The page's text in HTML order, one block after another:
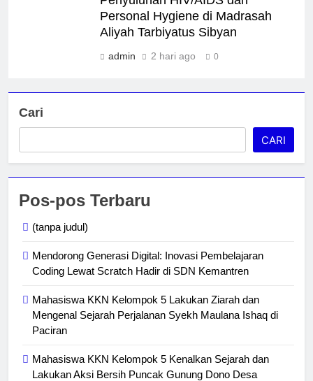
Personal Hygiene di Madrasah
Aliyah Tarbiyatus Sibyan
admin 2 hari ago 0
Cari
CARI
Pos-pos Terbaru
(tanpa judul)
Mendorong Generasi Digital: Inovasi Pembelajaran
Coding Lewat Scratch Hadir di SDN Kemantren
Mahasiswa KKN Kelompok 5 Lakukan Ziarah dan
Mengenal Sejarah Perjalanan Syekh Maulana Ishaq di
Paciran
Mahasiswa KKN Kelompok 5 Kenalkan Sejarah dan
Lakukan Aksi Bersih Puncak Gunung Dono Desa